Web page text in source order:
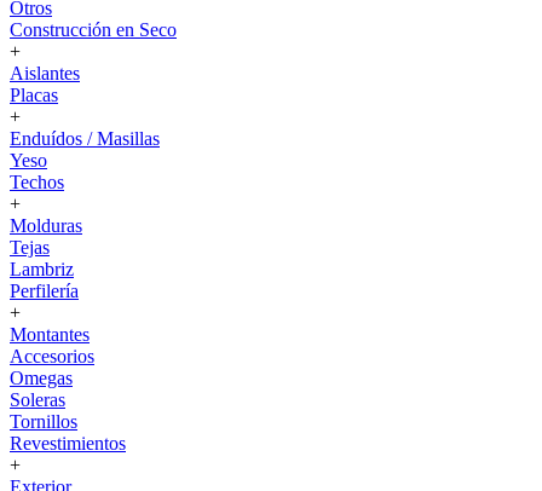
Otros
Construcción en Seco
+
Aislantes
Placas
+
Enduídos / Masillas
Yeso
Techos
+
Molduras
Tejas
Lambriz
Perfilería
+
Montantes
Accesorios
Omegas
Soleras
Tornillos
Revestimientos
+
Exterior